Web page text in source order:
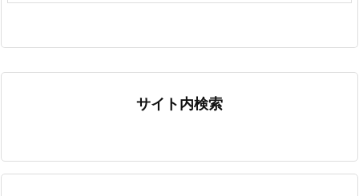
サイト内検索